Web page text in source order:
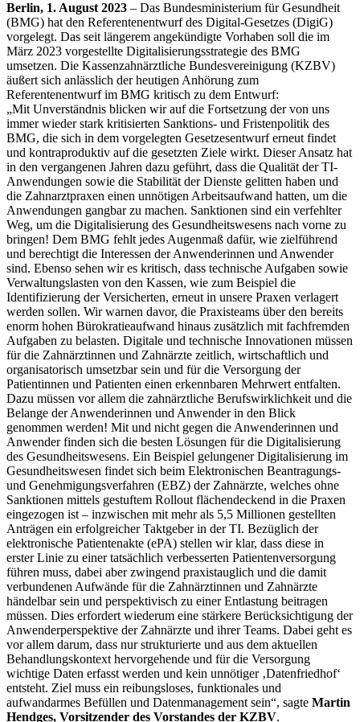
Berlin, 1. August 2023 – Das Bundesministerium für Gesundheit
(BMG) hat den Referentenentwurf des Digital-Gesetzes (DigiG)
vorgelegt. Das seit längerem angekündigte Vorhaben soll die im
März 2023 vorgestellte Digitalisierungsstrategie des BMG
umsetzen. Die Kassenzahnärztliche Bundesvereinigung (KZBV)
äußert sich anlässlich der heutigen Anhörung zum
Referentenentwurf im BMG kritisch zu dem Entwurf:
„Mit Unverständnis blicken wir auf die Fortsetzung der von uns
immer wieder stark kritisierten Sanktions- und Fristenpolitik des
BMG, die sich in dem vorgelegten Gesetzesentwurf erneut findet
und kontraproduktiv auf die gesetzten Ziele wirkt. Dieser Ansatz hat
in den vergangenen Jahren dazu geführt, dass die Qualität der TI-
Anwendungen sowie die Stabilität der Dienste gelitten haben und
die Zahnarztpraxen einen unnötigen Arbeitsaufwand hatten, um die
Anwendungen gangbar zu machen. Sanktionen sind ein verfehlter
Weg, um die Digitalisierung des Gesundheitswesens nach vorne zu
bringen! Dem BMG fehlt jedes Augenmaß dafür, wie zielführend
und berechtigt die Interessen der Anwenderinnen und Anwender
sind. Ebenso sehen wir es kritisch, dass technische Aufgaben sowie
Verwaltungslasten von den Kassen, wie zum Beispiel die
Identifizierung der Versicherten, erneut in unsere Praxen verlagert
werden sollen. Wir warnen davor, die Praxisteams über den bereits
enorm hohen Bürokratieaufwand hinaus zusätzlich mit fachfremden
Aufgaben zu belasten. Digitale und technische Innovationen müssen
für die Zahnärztinnen und Zahnärzte zeitlich, wirtschaftlich und
organisatorisch umsetzbar sein und für die Versorgung der
Patientinnen und Patienten einen erkennbaren Mehrwert entfalten.
Dazu müssen vor allem die zahnärztliche Berufswirklichkeit und die
Belange der Anwenderinnen und Anwender in den Blick
genommen werden! Mit und nicht gegen die Anwenderinnen und
Anwender finden sich die besten Lösungen für die Digitalisierung
des Gesundheitswesens. Ein Beispiel gelungener Digitalisierung im
Gesundheitswesen findet sich beim Elektronischen Beantragungs-
und Genehmigungsverfahren (EBZ) der Zahnärzte, welches ohne
Sanktionen mittels gestuftem Rollout flächendeckend in die Praxen
eingezogen ist – inzwischen mit mehr als 5,5 Millionen gestellten
Anträgen ein erfolgreicher Taktgeber in der TI. Bezüglich der
elektronische Patientenakte (ePA) stellen wir klar, dass diese in
erster Linie zu einer tatsächlich verbesserten Patientenversorgung
führen muss, dabei aber zwingend praxistauglich und die damit
verbundenen Aufwände für die Zahnärztinnen und Zahnärzte
händelbar sein und perspektivisch zu einer Entlastung beitragen
müssen. Dies erfordert wiederum eine stärkere Berücksichtigung der
Anwenderperspektive der Zahnärzte und ihrer Teams. Dabei geht es
vor allem darum, dass nur strukturierte und aus dem aktuellen
Behandlungskontext hervorgehende und für die Versorgung
wichtige Daten erfasst werden und kein unnötiger ‚Datenfriedhof‘
entsteht. Ziel muss ein reibungsloses, funktionales und
aufwandarmes Befüllen und Datenmanagement sein“, sagte Martin
Hendges, Vorsitzender des Vorstandes der KZBV.